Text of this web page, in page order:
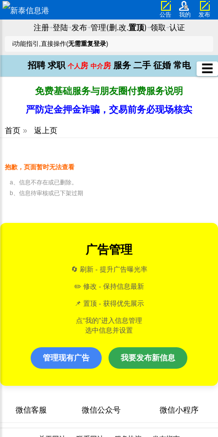
公告 我的 发布
注册➜登陆➜发布➜管理(删.改.置顶) ➜领取 ➜认证
ℹ️功能指引,直接操作(无需重复登录)
招聘 求职 个人 房 中介房 服务 二手 征婚 常电
免费基础服务与朋友圈付费服务说明
严防定金押金诈骗，交易前务必现场核实
首页 » 返上页
抱歉，页面暂时无法查看
a、信息不存在或已删除。
b、信息待审核或已下架过期
广告管理
🔄 刷新 - 提升广告曝光率
✏️ 修改 - 保持信息最新
📌 置顶 - 获得优先展示
点“我的”进入信息管理
选中信息并设置
管理现有广告 我要发布新信息
微信客服 微信公众号 微信小程序
☰